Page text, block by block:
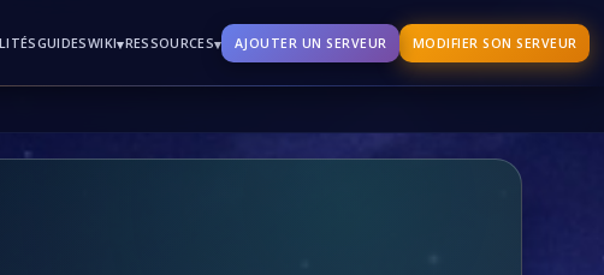
GUIDESWIKI▾RESSOURCES▾ AJOUTER UN SERVEUR MODIFIER SON SERVEUR